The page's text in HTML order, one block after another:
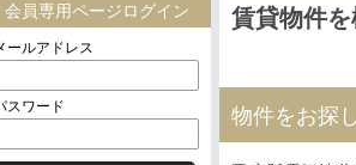
賃貸物件
物件をお探
会員専用ページログイン
ールアドレス
スワード